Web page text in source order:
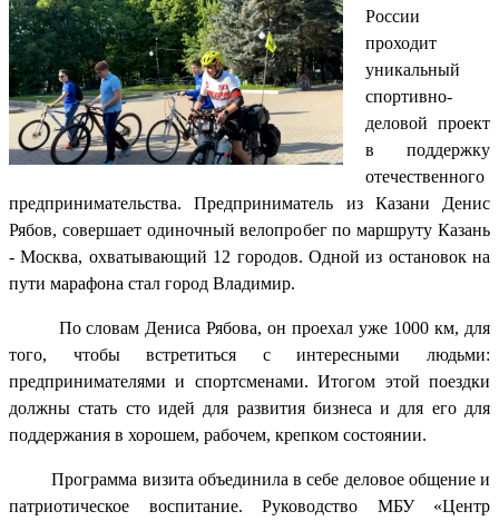
России
проходит
уникальный
спортивно-
деловой проект
в поддержку
отечественного
предпринимательства. Предприниматель из Казани Денис
Рябов, совершает одиночный велопробег по маршруту Казань
- Москва, охватывающий 12 городов. Одной из остановок на
пути марафона стал город Владимир.
По словам Дениса Рябова, он проехал уже 1000 км, для
того, чтобы встретиться с интересными людьми:
предпринимателями и спортсменами. Итогом этой поездки
должны стать сто идей для развития бизнеса и для его для
поддержания в хорошем, рабочем, крепком состоянии.
Программа визита объединила в себе деловое общение и
патриотическое воспитание. Руководство МБУ «Центр